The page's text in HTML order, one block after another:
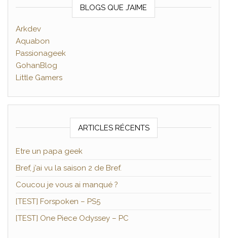
BLOGS QUE J’AIME
Arkdev
Aquabon
Passionageek
GohanBlog
Little Gamers
ARTICLES RÉCENTS
Etre un papa geek
Bref, j’ai vu la saison 2 de Bref.
Coucou je vous ai manqué ?
[TEST] Forspoken – PS5
[TEST] One Piece Odyssey – PC